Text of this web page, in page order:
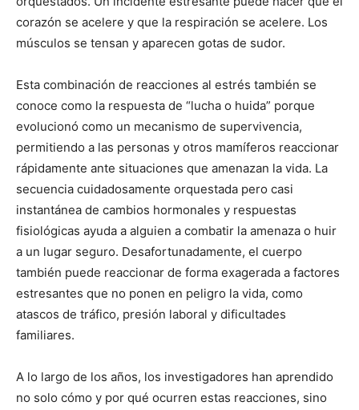
corazón se acelere y que la respiración se acelere. Los
músculos se tensan y aparecen gotas de sudor.
Esta combinación de reacciones al estrés también se
conoce como la respuesta de “lucha o huida” porque
evolucionó como un mecanismo de supervivencia,
permitiendo a las personas y otros mamíferos reaccionar
rápidamente ante situaciones que amenazan la vida. La
secuencia cuidadosamente orquestada pero casi
instantánea de cambios hormonales y respuestas
fisiológicas ayuda a alguien a combatir la amenaza o huir
a un lugar seguro. Desafortunadamente, el cuerpo
también puede reaccionar de forma exagerada a factores
estresantes que no ponen en peligro la vida, como
atascos de tráfico, presión laboral y dificultades
familiares.
A lo largo de los años, los investigadores han aprendido
no solo cómo y por qué ocurren estas reacciones, sino